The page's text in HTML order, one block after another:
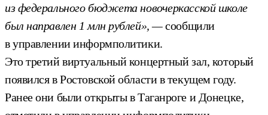
из федерального бюджета новочеркасской школе
был направлен 1 млн рублей», —сообщили
в управлении информполитики.
Это третий виртуальный концертный зал, который
появился в Ростовской области в текущем году.
Ранее они были открыты в Таганроге и Донецке,